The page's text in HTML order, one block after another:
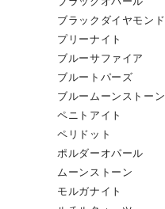
ブラックダイヤモンド
プリーナイト
ブルーサファイア
ブルートパーズ
ブルームーンストーン
ペニトアイト
ペリドット
ポルダーオパール
ムーンストーン
モルガナイト